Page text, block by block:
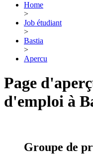
Home
>
Job étudiant
>
Bastia
>
Apercu
Page
d'emploi à
Groupe de